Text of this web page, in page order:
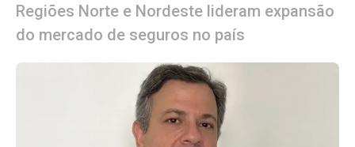
Regiões Norte e Nordeste lideram expansão
do mercado de seguros no país